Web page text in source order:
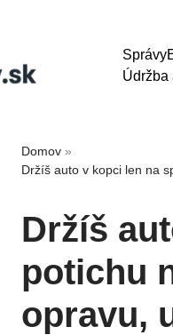
Správy
Údržba
Domov »
Držíš auto v kopci len na
Držíš
potichu
opravu,